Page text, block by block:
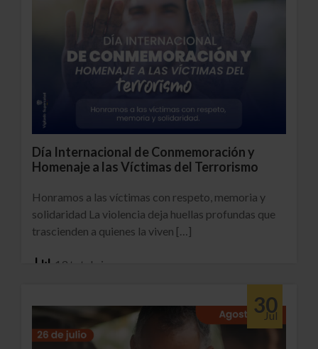
Día Internacional de Conmemoración y
Homenaje a las Víctimas del Terrorismo
Honramos a las víctimas con respeto, memoria y
solidaridad La violencia deja huellas profundas que
trascienden a quienes la viven […]
13 total views
Ver
30
Jul